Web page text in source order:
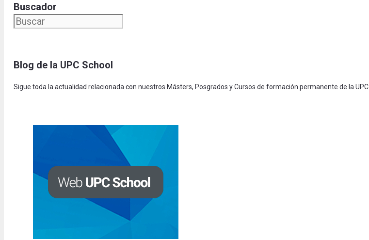
Buscador
Blog de la UPC School
Sigue toda la actualidad relacionada con nuestros Másters, Posgrados y Cursos de formación permanente de la UPC.